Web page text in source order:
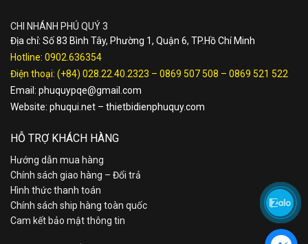
CHI NHÁNH PHÚ QUÝ 3
Địa chỉ: Số 83 Bình Tây, Phường 1, Quận 6, TP.Hồ Chí Minh
Hotline: 0902.636354
Điện thoại: (+84) 028.22.40.2323 – 0869 507 508 – 0869 521 522
Email: phuquypqe@gmail.com
Website: phuqui.net – thietbidienphuquy.com
HỖ TRỢ KHÁCH HÀNG
Hướng dẫn mua hàng
Chính sách giao hàng – Đổi trả
Hình thức thanh toán
Chính sách ship hàng toàn quốc
Cam kết bảo mật thông tin